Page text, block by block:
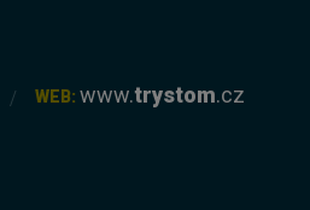
WEB: www.trystom.cz